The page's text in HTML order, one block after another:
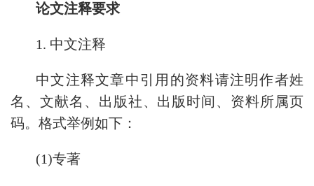
论文注释要求
1. 中文注释
中文注释文章中引用的资料请注明作者姓
名、文献名、出版社、出版时间、资料所属页
码。格式举例如下：
(1)专著